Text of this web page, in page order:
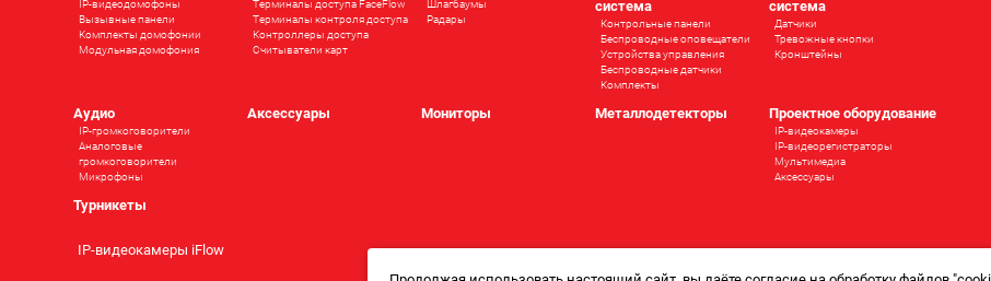
IP-видеодомофоны
Вызывные панели
Комплекты домофонии
Модульная домофония
Терминалы доступа FaceFlow
Терминалы контроля доступа
Контроллеры доступа
Считыватели карт
Шлагбаумы
Радары
система
Контрольные панели
Беспроводные оповещатели
Устройства управления
Беспроводные датчики
Комплекты
система
Датчики
Тревожные кнопки
Кронштейны
Аудио
IP-громкоговорители
Аналоговые
громкоговорители
Микрофоны
Аксессуары Мониторы Металлодетекторы Проектное оборудование
IP-видеокамеры
IP-видеорегистраторы
Мультимедиа
Аксессуары
Турникеты
IP-видеокамеры iFlow